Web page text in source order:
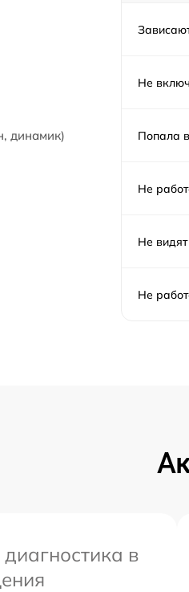
динамик)
Не
Попала
Не
Не видят
Не
в